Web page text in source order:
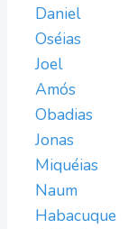
Daniel
Oséias
Joel
Amós
Obadias
Jonas
Miquéias
Naum
Habacuque